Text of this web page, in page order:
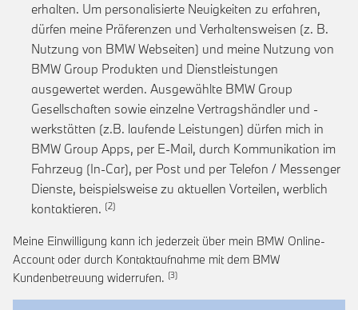
erhalten. Um personalisierte Neuigkeiten zu erfahren,
dürfen meine Präferenzen und Verhaltensweisen (z. B.
Nutzung von BMW Webseiten) und meine Nutzung von
BMW Group Produkten und Dienstleistungen
ausgewertet werden. Ausgewählte BMW Group
Gesellschaften sowie einzelne Vertragshändler und -
werkstätten (z.B. laufende Leistungen) dürfen mich in
BMW Group Apps, per E-Mail, durch Kommunikation im
Fahrzeug (In-Car), per Post und per Telefon / Messenger
Dienste, beispielsweise zu aktuellen Vorteilen, werblich
kontaktieren. Link zur Fußnote: Einwilligung zur
Meine Einwilligung kann ich jederzeit über mein BMW Online-
Account oder durch Kontaktaufnahme mit dem BMW
Kundenbetreuung widerrufen. Link zur Fußnote: Widerruf der